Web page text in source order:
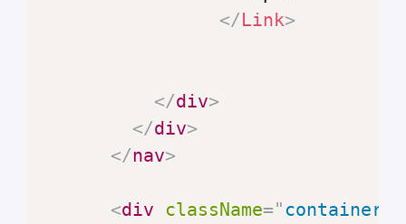
</Link>
</div>
</div>
</nav>
<div className=" container